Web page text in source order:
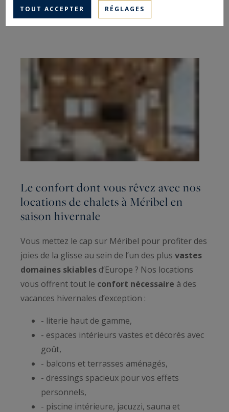
Le confort dont vous rêvez avec nos
locations de chalets à Méribel en
saison hivernale
Vous mettez le cap sur Méribel pour profiter des
joies de la glisse au sein de l’un des plus vastes
domaines skiables d’Europe ? Nos locations
vous offrent tout le confort nécessaire à des
vacances hivernales d’exception :
- literie haut de gamme,
- espaces intérieurs vastes et décorés avec
goût,
- balcons et terrasses aménagés,
- dressings spacieux pour vos effets
personnels,
- piscine intérieure, jacuzzi, sauna et
TOUT ACCEPTER RÉGLAGES